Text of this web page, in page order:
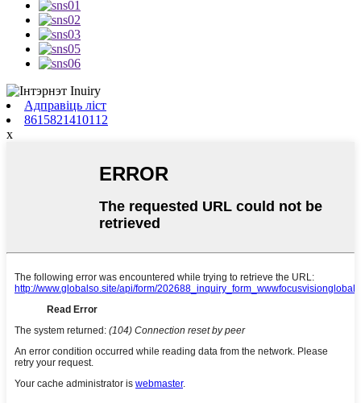
Адправіць ліст
8615821410112
x